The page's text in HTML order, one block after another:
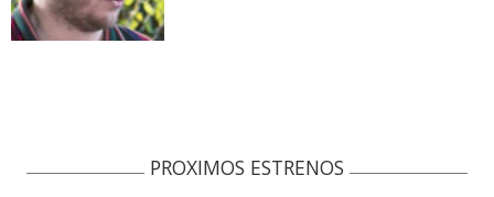
PROXIMOS ESTRENOS